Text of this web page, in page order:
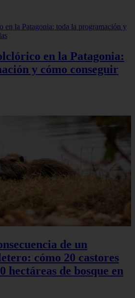
en la Patagonia:
y cómo conseguir
de un
cómo 20 castores
hectáreas de bosque en